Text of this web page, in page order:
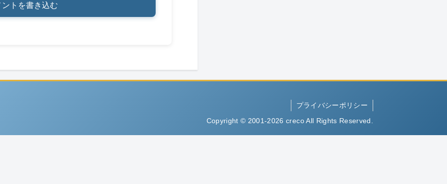
ントを書き込む
プライバシーポリシー
Copyright © 2001-2026 creco All Rights Reserved.